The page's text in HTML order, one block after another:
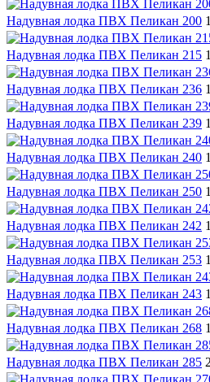
Надувная лодка ПВХ Пеликан 200
Надувная лодка ПВХ Пеликан 215
Надувная лодка ПВХ Пеликан 236
Надувная лодка ПВХ Пеликан 239
Надувная лодка ПВХ Пеликан 240
Надувная лодка ПВХ Пеликан 250
Надувная лодка ПВХ Пеликан 242
Надувная лодка ПВХ Пеликан 253
Надувная лодка ПВХ Пеликан 243
Надувная лодка ПВХ Пеликан 268
Надувная лодка ПВХ Пеликан 285